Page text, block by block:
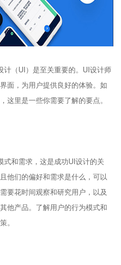
计（UI）是至关重要的。UI设计师
面，为用户提供良好的体验。如
这里是一些你需要了解的要点。
式和需求，这是成功UI设计的关
他们的偏好和需求是什么，可以
要花时间观察和研究用户，以及
他产品。了解用户的行为模式和
。